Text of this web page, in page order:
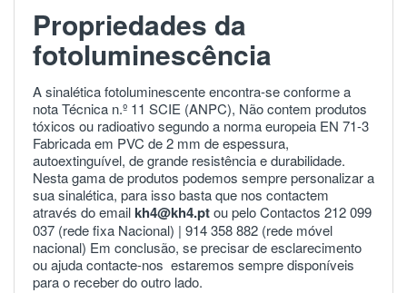
Propriedades da
fotoluminescência
A sinalética fotoluminescente encontra-se conforme a
nota Técnica n.º 11 SCIE (ANPC), Não contem produtos
tóxicos ou radioativo segundo a norma europeia EN 71-3
Fabricada em PVC de 2 mm de espessura,
autoextinguível, de grande resistência e durabilidade.
Nesta gama de produtos podemos sempre personalizar a
sua sinalética, para isso basta que nos contactem
através do emailkh4@kh4.ptou pelo Contactos 212 099
037 (rede fixa Nacional) | 914 358 882 (rede móvel
nacional) Em conclusão, se precisar de esclarecimento
ou ajudacontacte-nos estaremos sempre disponíveis
para o receber do outro lado.